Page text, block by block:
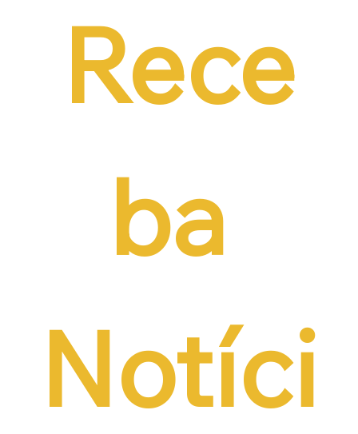
Rece
ba
Notíci